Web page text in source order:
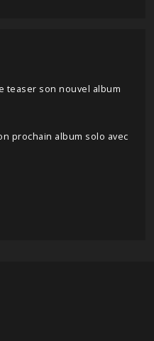
teaser son nouvel album
prochain album solo avec